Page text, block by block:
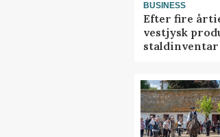
BUSINESS
Efter fire
vestjysk